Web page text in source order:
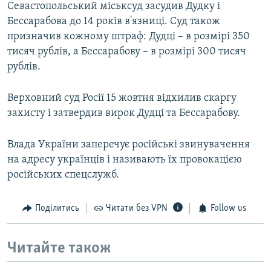
Севастопольський міськсуд засудив Дудку і
Бессарабова до 14 років в'язниці. Суд також
призначив кожному штраф: Дудці – в розмірі 350
тисяч рублів, а Бессарабову – в розмірі 300 тисяч
рублів.
Верховний суд Росії 15 жовтня відхилив скаргу
захисту і затвердив вирок Дудці та Бессарабову.
Влада України заперечує російські звинувачення
на адресу українців і називають їх провокацією
російських спецслужб.
Поділитись Читати без VPN Follow us
Читайте також